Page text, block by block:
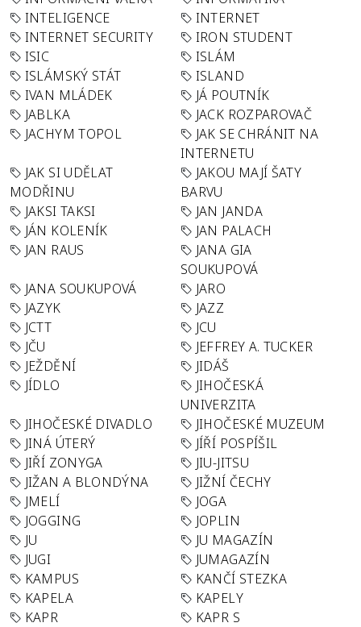
INTELIGENCE
INTERNET
INTERNET SECURITY
IRON STUDENT
ISIC
ISLÁM
ISLÁMSKÝ STÁT
ISLAND
IVAN MLÁDEK
JÁ POUTNÍK
JABLKA
JACK ROZPAROVAČ
JACHYM TOPOL
JAK SE CHRÁNIT NA
INTERNETU
JAK SI UDĚLAT
MODŘINU
JAKOU MAJÍ ŠATY
BARVU
JAKSI TAKSI
JAN JANDA
JÁN KOLENÍK
JAN PALACH
JAN RAUS
JANA GIA
SOUKUPOVÁ
JANA SOUKUPOVÁ
JARO
JAZYK
JAZZ
JCTT
JCU
JČU
JEFFREY A. TUCKER
JEŽDĚNÍ
JIDÁŠ
JÍDLO
JIHOČESKÁ
UNIVERZITA
JIHOČESKÉ DIVADLO
JIHOČESKÉ MUZEUM
JINÁ ÚTERÝ
JÍŘÍ POSPÍŠIL
JIŘÍ ZONYGA
JIU-JITSU
JIŽAN A BLONDÝNA
JIŽNÍ ČECHY
JMELÍ
JOGA
JOGGING
JOPLIN
JU
JU MAGAZÍN
JUGI
JUMAGAZÍN
KAMPUS
KANČÍ STEZKA
KAPELA
KAPELY
KAPR
KAPR S